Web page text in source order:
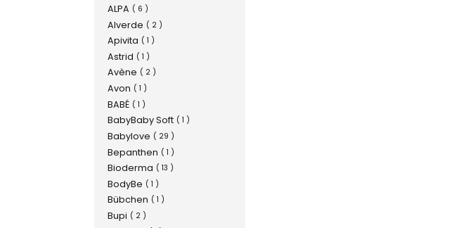
ALPA ( 6 )
Alverde ( 2 )
Apivita ( 1 )
Astrid ( 1 )
Avène ( 2 )
Avon ( 1 )
BABÉ ( 1 )
BabyBaby Soft ( 1 )
Babylove ( 29 )
Bepanthen ( 1 )
Bioderma ( 13 )
BodyBe ( 1 )
Bübchen ( 1 )
Bupi ( 2 )